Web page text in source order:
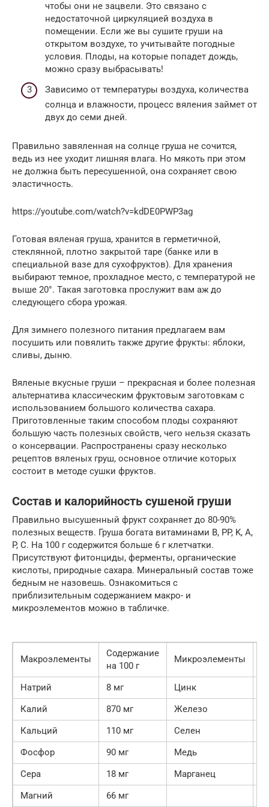
чтобы они не зацвели. Это связано с
недостаточной циркуляцией воздуха в
помещении. Если же вы сушите груши на
открытом воздухе, то учитывайте погодные
условия. Плоды, на которые попадет дождь,
можно сразу выбрасывать!
Зависимо от температуры воздуха, количества
солнца и влажности, процесс вяления займет от
двух до семи дней.
Правильно завяленная на солнце груша не сочится,
ведь из нее уходит лишняя влага. Но мякоть при этом
не должна быть пересушенной, она сохраняет свою
эластичность.
https://youtube.com/watch?v=kdDE0PWP3ag
Готовая вяленая груша, хранится в герметичной,
стеклянной, плотно закрытой таре (банке или в
специальной вазе для сухофруктов). Для хранения
выбирают темное, прохладное место, с температурой не
выше 20°. Такая заготовка прослужит вам аж до
следующего сбора урожая.
Для зимнего полезного питания предлагаем вам
посушить или повялить также другие фрукты: яблоки,
сливы, дыню.
Вяленые вкусные груши – прекрасная и более полезная
альтернатива классическим фруктовым заготовкам с
использованием большого количества сахара.
Приготовленные таким способом плоды сохраняют
большую часть полезных свойств, чего нельзя сказать
о консервации. Распространены сразу несколько
рецептов вяленых груш, основное отличие которых
состоит в методе сушки фруктов.
Состав и калорийность сушеной груши
Правильно высушенный фрукт сохраняет до 80-90%
полезных веществ. Груша богата витаминами B, PP, K, A,
P, C. На 100 г содержится больше 6 г клетчатки.
Присутствуют фитонциды, ферменты, органические
кислоты, природные сахара. Минеральный состав тоже
бедным не назовешь. Ознакомиться с
приблизительным содержанием макро- и
микроэлементов можно в табличке.
Макроэлементы
Содержание
на 100 г
Микроэлементы
Натрий
8 мг Цинк
Калий
870 мг Железо
Кальций
110 мг Селен
Фосфор
90 мг Медь
Сера
18 мг Марганец
Магний
66 мг